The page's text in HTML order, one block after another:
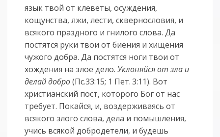
язык твой от клеветы, осуждения,
кощунства, лжи, лести, сквернословия, и
всякого праздного и гнилого слова. Да
постятся руки твои от биения и хищения
чужого добра. Да постятся ноги твои от
хождения на злое дело.Уклоняйся от зла и
делай добро(Пс.33:15; 1 Пет. 3:11). Вот
христианский пост, которого Бог от нас
требует. Покайся, и, воздерживаясь от
всякого злого слова, дела и помышления,
учись всякой добродетели, и будешь